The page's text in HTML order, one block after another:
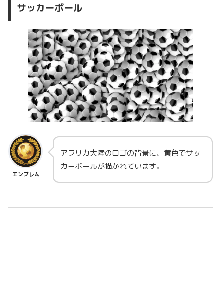
サッカーボール
エンブレム
アフリカ大陸のロゴの背景に、黄色でサッ
カーボールが描かれています。